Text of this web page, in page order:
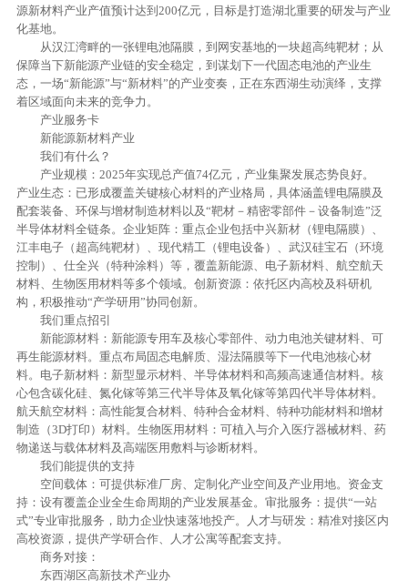
源新材料产业产值预计达到200亿元，目标是打造湖北重要的研发与产业
化基地。
从汉江湾畔的一张锂电池隔膜，到网安基地的一块超高纯靶材；从
保障当下新能源产业链的安全稳定，到谋划下一代固态电池的产业生
态，一场“新能源”与“新材料”的产业变奏，正在东西湖生动演绎，支撑
着区域面向未来的竞争力。
产业服务卡
新能源新材料产业
我们有什么？
产业规模：2025年实现总产值74亿元，产业集聚发展态势良好。
产业生态：已形成覆盖关键核心材料的产业格局，具体涵盖锂电隔膜及
配套装备、环保与增材制造材料以及“靶材－精密零部件－设备制造”泛
半导体材料全链条。企业矩阵：重点企业包括中兴新材（锂电隔膜）、
江丰电子（超高纯靶材）、现代精工（锂电设备）、武汉硅宝石（环境
控制）、仕全兴（特种涂料）等，覆盖新能源、电子新材料、航空航天
材料、生物医用材料等多个领域。创新资源：依托区内高校及科研机
构，积极推动“产学研用”协同创新。
我们重点招引
新能源材料：新能源专用车及核心零部件、动力电池关键材料、可
再生能源材料。重点布局固态电解质、湿法隔膜等下一代电池核心材
料。电子新材料：新型显示材料、半导体材料和高频高速通信材料。核
心包含碳化硅、氮化镓等第三代半导体及氧化镓等第四代半导体材料。
航天航空材料：高性能复合材料、特种合金材料、特种功能材料和增材
制造（3D打印）材料。生物医用材料：可植入与介入医疗器械材料、药
物递送与载体材料及高端医用敷料与诊断材料。
我们能提供的支持
空间载体：可提供标准厂房、定制化产业空间及产业用地。资金支
持：设有覆盖企业全生命周期的产业发展基金。审批服务：提供“一站
式”专业审批服务，助力企业快速落地投产。人才与研发：精准对接区内
高校资源，提供产学研合作、人才公寓等配套支持。
商务对接：
东西湖区高新技术产业办